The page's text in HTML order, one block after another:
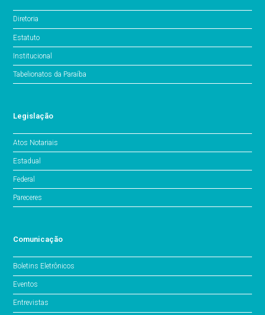
Diretoria
Estatuto
Institucional
Tabelionatos da Paraíba
Legislação
Atos Notariais
Estadual
Federal
Pareceres
Comunicação
Boletins Eletrônicos
Eventos
Entrevistas